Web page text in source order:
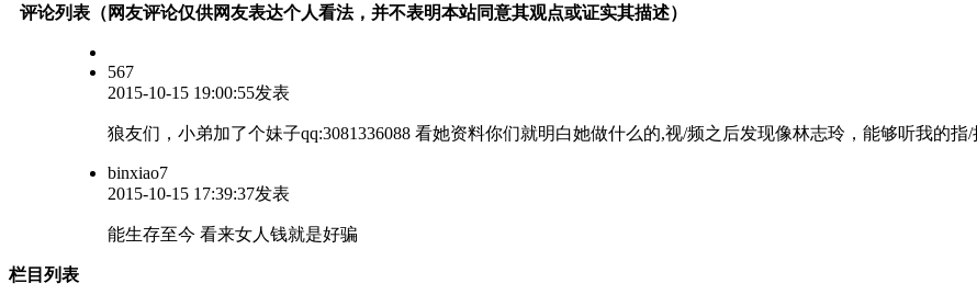
评论列表（网友评论仅供网友表达个人看法，并不表明本站同意其观点或证实其描述）
567
2015-10-15 19:00:55发表
狼友们，小弟加了个妹子qq:3081336088 看她资料你们就明白她做什么的,视/频之后发现像林志玲，能够听我的
binxiao7
2015-10-15 17:39:37发表
能生存至今 看来女人钱就是好骗
栏目列表